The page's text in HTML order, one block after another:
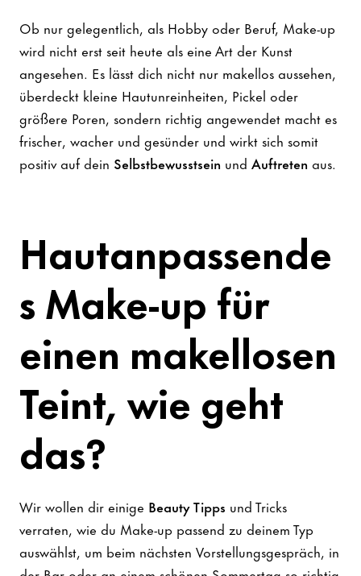
Ob nur gelegentlich, als Hobby oder Beruf, Make-up
wird nicht erst seit heute als eine Art der Kunst
angesehen. Es lässt dich nicht nur makellos aussehen,
überdeckt kleine Hautunreinheiten, Pickel oder
größere Poren, sondern richtig angewendet macht es
frischer, wacher und gesünder und wirkt sich somit
positiv auf dein Selbstbewusstsein und Auftreten aus.
Hautanpassende
s Make-up für
einen makellosen
Teint, wie geht
das?
Wir wollen dir einige Beauty Tipps und Tricks
verraten, wie du Make-up passend zu deinem Typ
auswählst, um beim nächsten Vorstellungsgespräch, in